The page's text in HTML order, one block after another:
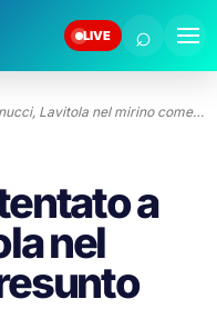
LIVE ⌕
Lavitola nel mirino come…
a
nel